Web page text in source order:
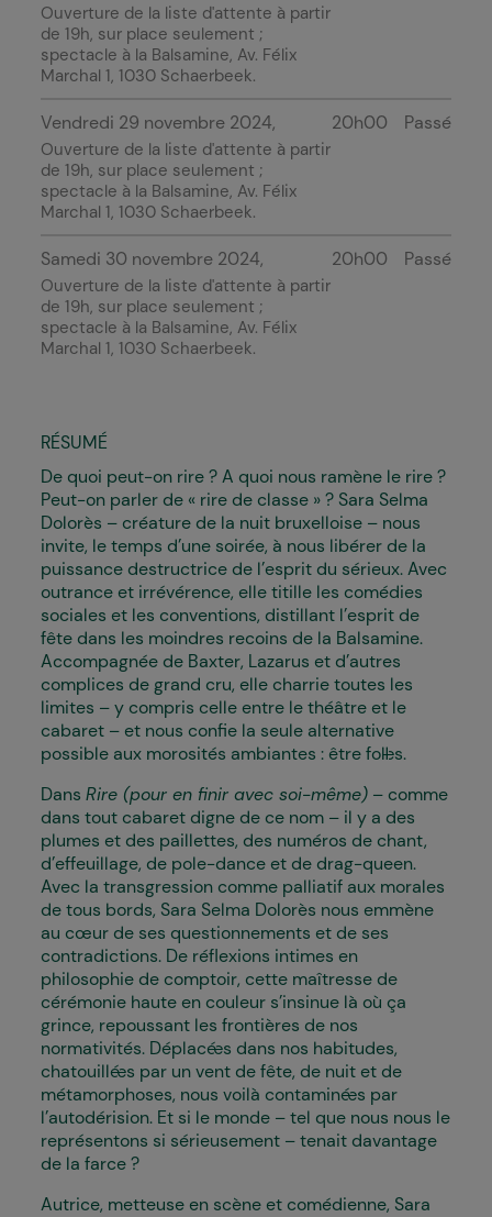
Ouverture de la liste d'attente à partir
de 19h, sur place seulement ;
spectacle à la Balsamine, Av. Félix
Marchal 1, 1030 Schaerbeek.
Vendredi 29 novembre 2024
Ouverture de la liste d'attente à partir
de 19h, sur place seulement ;
spectacle à la Balsamine, Av. Félix
Marchal 1, 1030 Schaerbeek.
20h00 Passé
Samedi 30 novembre 2024
Ouverture de la liste d'attente à partir
de 19h, sur place seulement ;
spectacle à la Balsamine, Av. Félix
Marchal 1, 1030 Schaerbeek.
20h00 Passé
RÉSUMÉ
De quoi peut-on rire ? A quoi nous ramène le rire ?
Peut-on parler de « rire de classe » ? Sara Selma
Dolorès – créature de la nuit bruxelloise – nous
invite, le temps d’une soirée, à nous libérer de la
puissance destructrice de l’esprit du sérieux. Avec
outrance et irrévérence, elle titille les comédies
sociales et les conventions, distillant l’esprit de
fête dans les moindres recoins de la Balsamine.
Accompagnée de Baxter, Lazarus et d’autres
complices de grand cru, elle charrie toutes les
limites – y compris celle entre le théâtre et le
cabaret – et nous confie la seule alternative
possible aux morosités ambiantes : être fol·les.
Dans Rire (pour en finir avec soi-même) – comme
dans tout cabaret digne de ce nom – il y a des
plumes et des paillettes, des numéros de chant,
d’effeuillage, de pole-dance et de drag-queen.
Avec la transgression comme palliatif aux morales
de tous bords, Sara Selma Dolorès nous emmène
au cœur de ses questionnements et de ses
contradictions. De réflexions intimes en
philosophie de comptoir, cette maîtresse de
cérémonie haute en couleur s’insinue là où ça
grince, repoussant les frontières de nos
normativités. Déplacé·es dans nos habitudes,
chatouillé·es par un vent de fête, de nuit et de
métamorphoses, nous voilà contaminé·es par
l’autodérision. Et si le monde – tel que nous nous le
représentons si sérieusement – tenait davantage
de la farce ?
Autrice, metteuse en scène et comédienne, Sara